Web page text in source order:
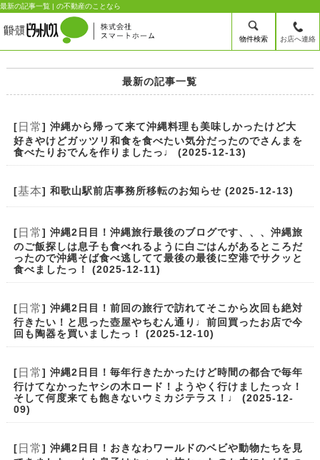
最新の記事一覧 | の不動産のことなら
物件検索 お店へ連絡
最新の記事一覧
[ 日常] 沖縄から帰って来て沖縄料理も美味しかったけど大
好きやけどガッツリ和食を食べたい気分だったのでさんまを
食べたりおでんを作りましたっ♩ (2025-12-13)
[基本] 和歌山駅前店事務所移転のお知らせ (2025-12-13)
[ 日常] 沖縄2日目！沖縄旅行最後のブログです、、、沖縄旅
のご飯探しは息子も食べれるように白ごはんがあるところだ
ったので沖縄そば食べ逃してて最後の最後に空港でサクッと
食べましたっ！ (2025-12-11)
[ 日常] 沖縄2日目！前回の旅行で訪れてそこから次回も絶対
行きたい！と思った壺屋やちむん通り♩前回買ったお店で今
回も陶器を買いましたっ！ (2025-12-10)
[ 日常] 沖縄2日目！毎年行きたかったけど時間の都合で毎年
行けてなかったヤシの木ロード！ようやく行けましたっ☆！
そして何度来ても飽きないウミカジテラス！♩ (2025-12-
09)
[ 日常] 沖縄2日目！おきなわワールドのベビや動物たちを見